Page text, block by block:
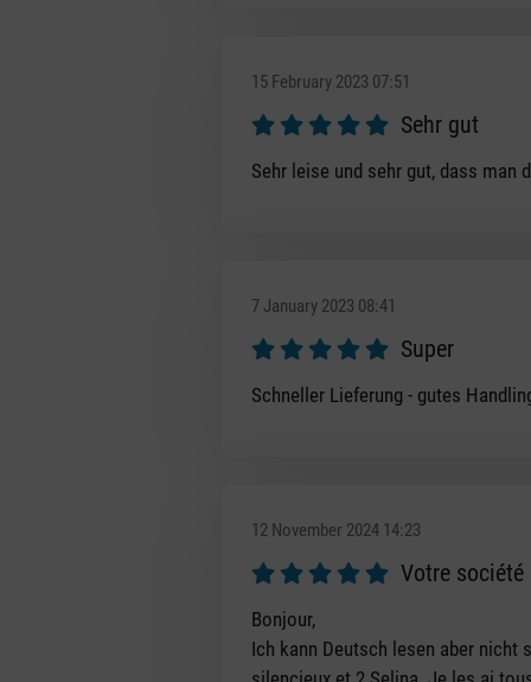
15 February 2023 07:51
Review with rating of 5 out of 5
Sehr gut
Sehr leise und sehr gut, dass
7 January 2023 08:41
Review with rating of 5 out of 5
Super
Schneller Lieferung - gutes
12 November 2024 14:23
Review with rating of 5 out of 5
Votre
Bonjour,
Ich kann Deutsch lesen aber nicht